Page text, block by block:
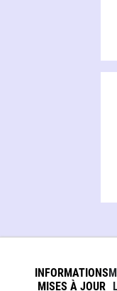
INFORMATIONS
MISES À JOUR